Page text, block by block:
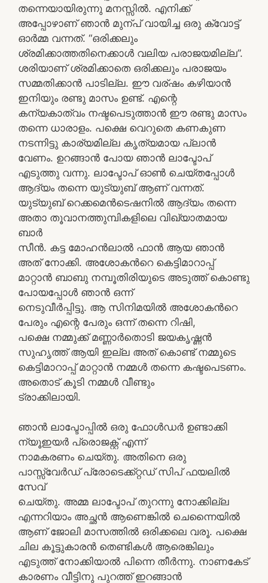
തന്നെയായിരുന്നു മനസ്സില്‍. എനിക്ക്
അപ്പോഴാണ് ഞാന്‍ മുന്പ് വായിച്ച ഒരു ക്വോട്ട്
ഓര്‍മ്മ വന്നത്. “ഒരിക്കലും
ശ്രമിക്കാത്തതിനെക്കാള്‍ വലിയ പരാജയമില്ല”.
ശരിയാണ് ശ്രമിക്കാതെ ഒരിക്കലും പരാജയം
സമ്മതിക്കാന്‍ പാടില്ല. ഈ വര്ഷം കഴിയാന്‍
ഇനിയും രണ്ടു മാസം ഉണ്ട്. എന്റെ
കന്യകാത്വം നഷ്ടപെടുത്താന്‍ ഈ രണ്ടു മാസം
തന്നെ ധാരാളം. പക്ഷെ വെറുതെ കണകുണ
നടന്നിട്ടു കാര്യമില്ല കൃത്യമായ പ്ലാന്‍
വേണം. ഉറങ്ങാന്‍ പോയ ഞാന്‍ ലാപ്ടോപ്
എടുത്തു വന്നു. ലാപ്ടോപ് ഓണ്‍ ചെയ്തപ്പോള്‍
ആദ്യം തന്നെ യുട്യുബ് ആണ് വന്നത്.
യുട്യുബ് റെക്കമെന്‍ടെഷനില്‍ ആദ്യം തന്നെ
അതാ തൂവാനത്തുമ്പികളിലെ വിഖ്യാതമായ
ബാര്‍
സീന്‍. കട്ട മോഹന്‍ലാല്‍ ഫാന്‍ ആയ ഞാന്‍
അത് നോക്കി. അശോകന്‍റെ കെട്ടിമാറാപ്പ്
മാറ്റാന്‍ ബാബു നമ്പൂതിരിയുടെ അടുത്ത് കൊണ്ടു
പോയപ്പോള്‍ ഞാന്‍ ഒന്ന്
നെടുവീര്‍പ്പിട്ടു. ആ സിനിമയില്‍ അശോകന്‍റെ
പേരും എന്റെ പേരും ഒന്ന് തന്നെ റിഷി,
പക്ഷെ നമ്മുക്ക് മണ്ണാര്‍തൊടി ജയകൃഷ്ണന്‍
സുഹൃത്ത് ആയി ഇല്ല അത് കൊണ്ട് നമ്മുടെ
കെട്ടിമാറാപ്പ് മാറ്റാന്‍ നമ്മള്‍ തന്നെ കഷ്ടപെടണം.
അതൊട് കൂടി നമ്മള്‍ വീണ്ടും
ട്രാക്കിലായി.
ഞാന്‍ ലാപ്ടോപ്പില്‍ ഒരു ഫോള്‍ഡര്‍ ഉണ്ടാക്കി
ന്യൂഇയര്‍ പ്രൊജക്റ്റ്‌ എന്ന്‍
നാമകരണം ചെയ്തു. അതിനെ ഒരു
പാസ്സ്‌വേര്‍ഡ്‌ പ്രോടെക്ക്റ്റഡ് സിപ് ഫയലില്‍
സേവ്
ചെയ്തു. അമ്മ ലാപ്ടോപ് തുറന്നു നോക്കില്ല
എന്നറിയാം അച്ഛന്‍ ആണെങ്കില്‍ ചെന്നൈയില്‍
ആണ് ജോലി മാസത്തില്‍ ഒരിക്കലെ വരൂ. പക്ഷെ
ചില കൂട്ടുകാരന്‍ തെണ്ടികള്‍ ആരെങ്കിലും
എടുത്ത് നോക്കിയാല്‍ പിന്നെ തീര്‍ന്നു. നാണകേട്
കാരണം വീട്ടിനു പുറത്ത് ഇറങ്ങാന്‍